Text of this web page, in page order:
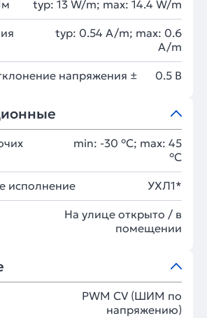
typ: 13 W/m; max: 14.4 W/m
typ: 0.54 A/m; max: 0.6
A/m
напряжения ± 0.5 В
min: -30 °C; max: 45
°C
исполнение УХЛ1*
На улице открыто / в
помещении
PWM СV (ШИМ по
напряжению)